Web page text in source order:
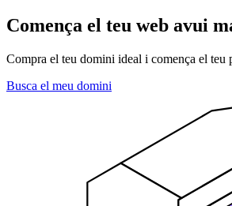
Comença el teu web avui
Compra el teu domini ideal i comença el teu
Busca el meu domini